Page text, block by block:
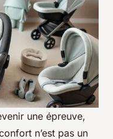
une épreuve,
n’est pas un